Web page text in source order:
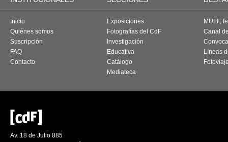
Inicio
Quiénes somos
Suscripción
FAQ
Contacto
Exposiciones
Fotografías del CdF
Investigación
Educativa
Catálogo
Mediateca
MUFF,
Canal
Líneas
Av. 18 de Julio 885